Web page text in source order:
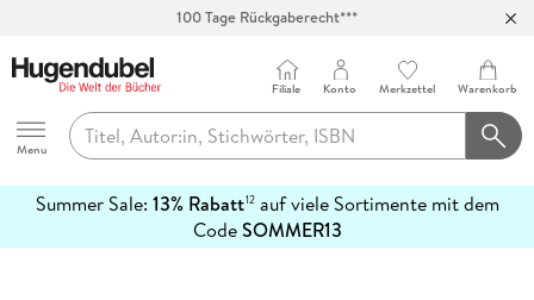
100 Tage Rückgaberecht***
Hugendubel
Menu
Filiale Konto Merkzettel Warenkorb
Summer Sale: 13% Rabatt12auf viele Sortimente mit dem
CodeSOMMER13
erfahren